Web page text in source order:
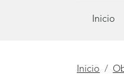
Inicio
Está
Inicio